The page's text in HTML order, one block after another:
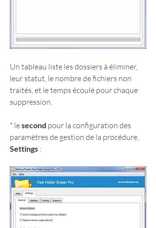
Un tableau liste les dossiers à éliminer,
leur statut, le nombre de fichiers non
traités, et le temps écoulé pour chaque
suppression.
* le second pour la configuration des
Settings :